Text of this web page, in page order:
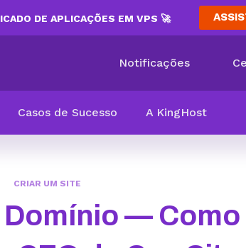
DE APLICAÇÕES EM VPS 🚀
Notificações
Casos de Sucesso A KingHost
CRIAR UM SITE
— Como